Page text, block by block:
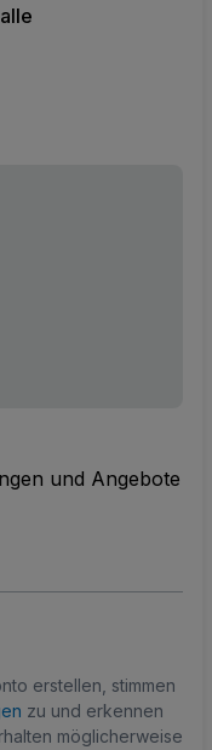
und Angebote
erstellen, stimmen
zu und erkennen
möglicherweise